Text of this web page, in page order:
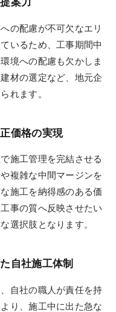
の配慮が不可欠なエリ
いるため、工事期間中
境への配慮も欠かしま
材の選定など、地元企
れます。
価格の実現
施工管理を完結させる
複雑な中間マージンを
施工を納得感のある価
事の質へ反映させたい
選択肢となります。
自社施工体制
自社の職人が責任を持
り、施工中に出た急な